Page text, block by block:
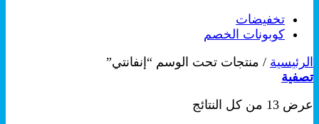
تخفيضات
كوبونات الخصم
الرئيسية / منتجات تحت الوسم “إنفانتي”
تصفية
عرض ⁦13⁩ من كل النتائج